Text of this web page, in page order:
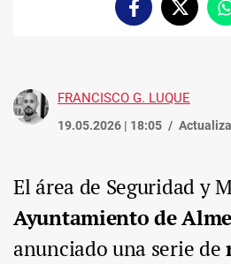
FacebookTwitter
FRANCISCO G. LUQUE
19.05.2026 | 18:05
El área de Seguridad y
Ayuntamiento de
anunciado una serie de